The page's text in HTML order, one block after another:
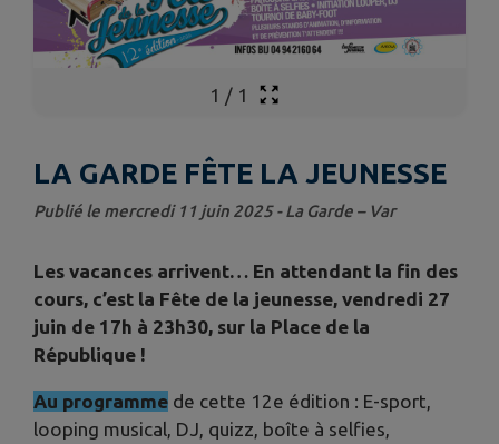
1 / 1
LA GARDE FÊTE LA JEUNESSE
Publié le mercredi 11 juin 2025 - La Garde – Var
Les vacances arrivent… En attendant la fin des
cours, c’est la Fête de la jeunesse, vendredi 27
juin de 17h à 23h30, sur la Place de la
République !
Au programme de cette 12e édition : E-sport,
looping musical, DJ, quizz, boîte à selfies,